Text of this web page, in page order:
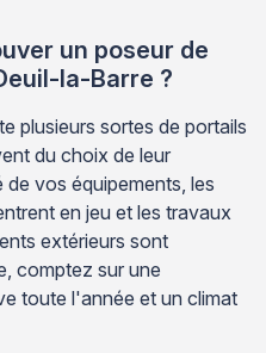
un poseur de
la-Barre ?
plusieurs sortes de portails
du choix de leur
vos équipements, les
en jeu et les travaux
extérieurs sont
comptez sur une
toute l'année et un climat